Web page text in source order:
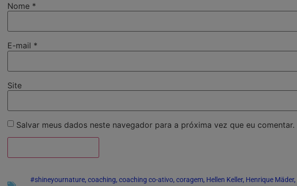
Nome *
E-mail *
Site
Salvar meus dados neste navegador para a próxima vez que eu comentar.
#shineyournature, coaching, coaching co-ativo, coragem, Hellen Keller, Henrique Mäder,